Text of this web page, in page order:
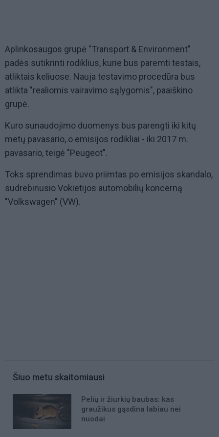
Aplinkosaugos grupė "Transport & Environment"
padės sutikrinti rodiklius, kurie bus paremti testais,
atliktais keliuose. Nauja testavimo procedūra bus
atlikta "realiomis vairavimo sąlygomis", paaiškino
grupė.
Kuro sunaudojimo duomenys bus parengti iki kitų
metų pavasario, o emisijos rodikliai - iki 2017 m.
pavasario, teigė "Peugeot".
Toks sprendimas buvo priimtas po emisijos skandalo,
sudrebinusio Vokietijos automobilių koncerną
"Volkswagen" (VW).
Šiuo metu skaitomiausi
Pelių ir žiurkių baubas: kas
graužikus gąsdina labiau nei
nuodai